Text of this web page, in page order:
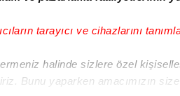
tarayıcı ve cihazlarını
halinde sizlere özel
Bunu yaparken amacımızın